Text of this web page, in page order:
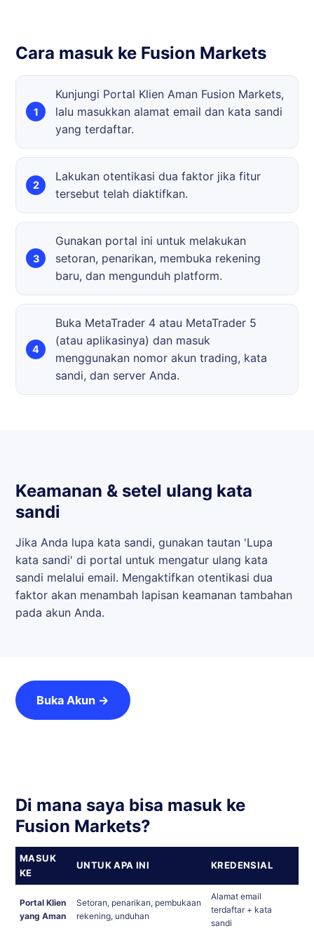
Cara masuk ke Fusion Markets
Kunjungi Portal Klien Aman Fusion Markets,
lalu masukkan alamat email dan kata sandi
yang terdaftar.
Lakukan otentikasi dua faktor jika fitur
tersebut telah diaktifkan.
Gunakan portal ini untuk melakukan
setoran, penarikan, membuka rekening
baru, dan mengunduh platform.
Buka MetaTrader 4 atau MetaTrader 5
(atau aplikasinya) dan masuk
menggunakan nomor akun trading, kata
sandi, dan server Anda.
Keamanan & setel ulang kata
sandi
Jika Anda lupa kata sandi, gunakan tautan 'Lupa
kata sandi' di portal untuk mengatur ulang kata
sandi melalui email. Mengaktifkan otentikasi dua
faktor akan menambah lapisan keamanan tambahan
pada akun Anda.
Buka Akun →
Di mana saya bisa masuk ke
Fusion Markets?
MASUK
KE
UNTUK APA INI KREDENSIAL
Portal Klien
yang Aman
Setoran, penarikan, pembukaan
rekening, unduhan
Alamat email
terdaftar + kata
sandi